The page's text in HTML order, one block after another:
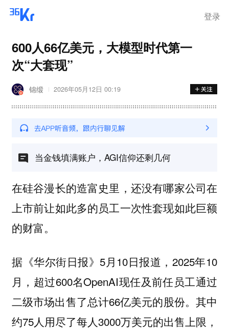
登录
600人66亿美元，大模型时代第一
次“大套现”
锦缎 2026年05月12日 00:19
当金钱填满账户，AGI信仰还剩几何
在硅谷漫长的造富史里，还没有哪家公司在
上市前让如此多的员工一次性套现如此巨额
的财富。
据《华尔街日报》5月10日报道，2025年10
月，超过600名OpenAI现任及前任员工通过
二级市场出售了总计66亿美元的股份。其中
约75人用尽了每人3000万美元的出售上限，